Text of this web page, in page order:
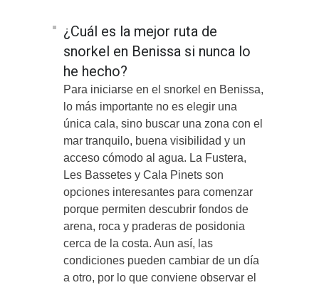
¿Cuál es la mejor ruta de
snorkel en Benissa si nunca lo
he hecho?
Para iniciarse en el snorkel en Benissa,
lo más importante no es elegir una
única cala, sino buscar una zona con el
mar tranquilo, buena visibilidad y un
acceso cómodo al agua. La Fustera,
Les Bassetes y Cala Pinets son
opciones interesantes para comenzar
porque permiten descubrir fondos de
arena, roca y praderas de posidonia
cerca de la costa. Aun así, las
condiciones pueden cambiar de un día
a otro, por lo que conviene observar el